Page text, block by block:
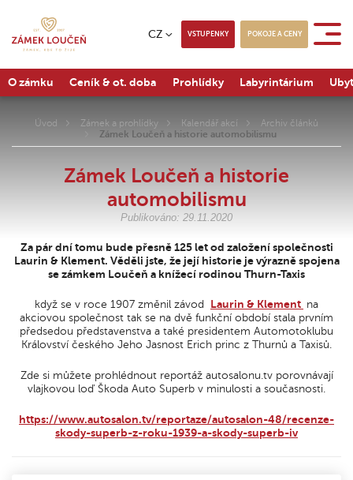
CZ VSTUPENKY POKOJE A CENY
O zámku Ceník & ot. doba Prohlídky Labyrintárium
Úvod Zámek a prohlídky Kalendář akcí
Archiv článků
Zámek Loučeň a historie automobilismu
Zámek Loučeň a historie
automobilismu
Publikováno: 29.11.2020
Za pár dní tomu bude přesně 125 let od založení společnosti
Laurin & Klement. Věděli jste, že její historie je výrazně spojena
se zámkem Loučeň a knížecí rodinou Thurn-Taxis
když se v roce 1907 změnil závod Laurin & Klement na
akciovou společnost tak se na dvě funkční období stala prvním
předsedou představenstva a také presidentem Automotoklubu
Království českého Jeho Jasnost Erich princ z Thurnů a Taxisů.
Zde si můžete prohlédnout reportáž autosalonu.tv porovnávají
vlajkovou loď Škoda Auto Superb v minulosti a současnosti.
https://www.autosalon.tv/reportaze/autosalon-48/recenze-
skody-superb-z-roku-1939-a-skody-superb-iv